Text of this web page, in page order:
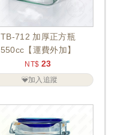
TB-712 加厚正方瓶
550cc【運費外加】
NT$ 23
加入追蹤